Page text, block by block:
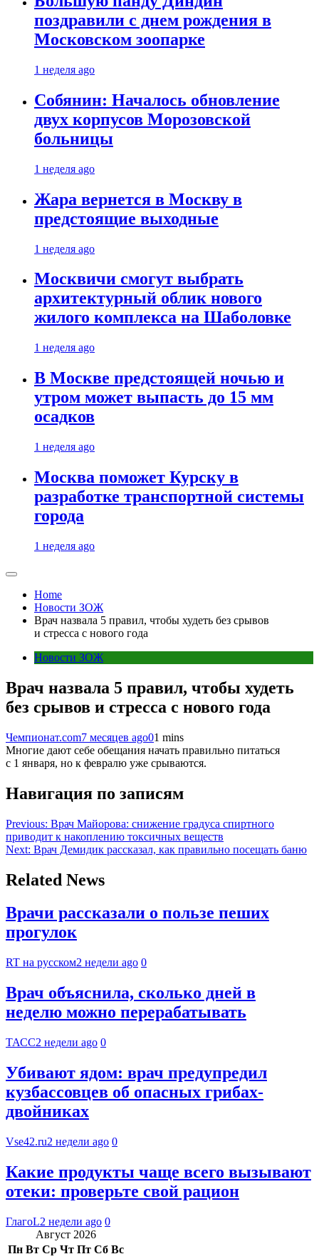
поздравили с днем рождения в
Московском зоопарке
1 неделя ago
Собянин: Началось обновление
двух корпусов Морозовской
больницы
1 неделя ago
Жара вернется в Москву в
предстоящие выходные
1 неделя ago
Москвичи смогут выбрать
архитектурный облик нового
жилого комплекса на Шаболовке
1 неделя ago
В Москве предстоящей ночью и
утром может выпасть до 15 мм
осадков
1 неделя ago
Москва поможет Курску в
разработке транспортной системы
города
1 неделя ago
Home
Новости ЗОЖ
Врач назвала 5 правил, чтобы худеть без срывов
и стресса с нового года
Новости ЗОЖ
Врач назвала 5 правил, чтобы худеть
без срывов и стресса с нового года
Чемпионат.com7 месяцев ago01 mins
Многие дают себе обещания начать правильно питаться
с 1 января, но к февралю уже срываются.
Навигация по записям
Previous: Врач Майорова: снижение градуса спиртного
приводит к накоплению токсичных веществ
Next: Врач Демидик рассказал, как правильно посещать баню
Related News
Врачи рассказали о пользе пеших
прогулок
RT на русском2 недели ago 0
Врач объяснила, сколько дней в
неделю можно перерабатывать
ТАСС2 недели ago 0
Убивают ядом: врач предупредил
кузбассовцев об опасных грибах-
двойниках
Vse42.ru2 недели ago 0
Какие продукты чаще всего вызывают
отеки: проверьте свой рацион
ГлагоL2 недели ago 0
Август 2026
Пн Вт Ср Чт Пт Сб Вс